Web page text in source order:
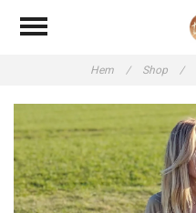
Hem / Shop /